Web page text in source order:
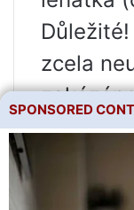
zcela
Jak
dává
SPONSORED